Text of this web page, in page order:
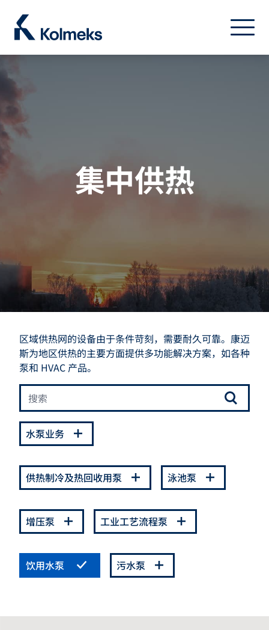
菜单
关闭
Home/ Applications / 集中供热
集中供热
区域供热网的设备由于条件苛刻，需要耐久可靠。康迈
斯为地区供热的主要方面提供多功能解决方案，如各种
泵和 HVAC 产品。
水泵业务
供热制冷及热回收用泵 泳池泵
增压泵 工业工艺流程泵
饮用水泵 污水泵